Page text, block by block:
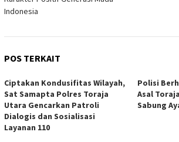
Indonesia
POS TERKAIT
Ciptakan Kondusifitas Wilayah,
Sat Samapta Polres Toraja
Utara Gencarkan Patroli
Dialogis dan Sosialisasi
Layanan 110
Polisi
Asal
Sabung